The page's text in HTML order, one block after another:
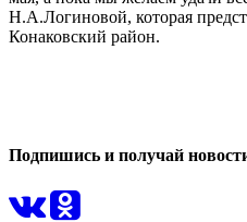
Н.А.Логиновой, которая
Конаковский район.
Подпишись и получай